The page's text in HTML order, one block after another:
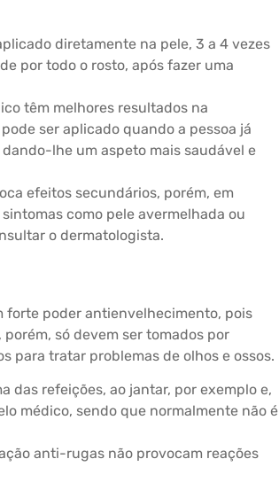
diretamente na pele, 3 a 4 vezes
por todo o rosto, após fazer uma
têm melhores resultados na
ser aplicado quando a pessoa já
lhe um aspeto mais saudável e
efeitos secundários, porém, em
como pele avermelhada ou
o dermatologista.
forte poder antienvelhecimento, pois
só devem ser tomados por
para tratar problemas de olhos e ossos.
das refeições, ao jantar, por exemplo e,
médico, sendo que normalmente não é
anti-rugas não provocam reações